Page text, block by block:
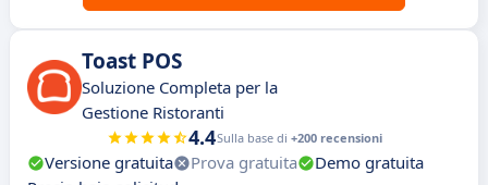
Toast POS
Soluzione Completa per la
Gestione Ristoranti
4.4Sulla base di +200 recensioni
Versione gratuita Prova gratuita
Demo gratuita